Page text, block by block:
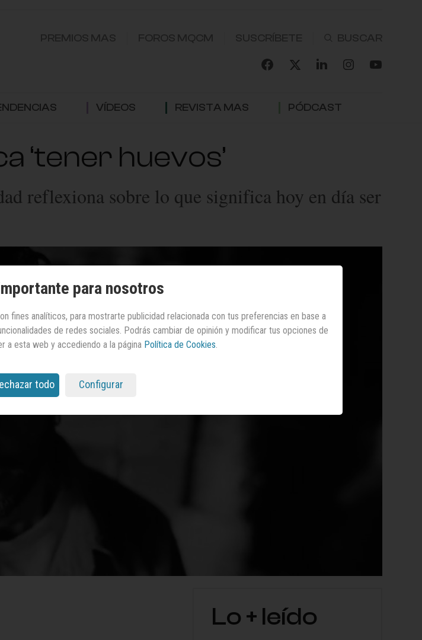
VÍDEOS REVISTA MAS PÓDCAST
‘tener huevos’
reflexiona sobre lo que significa hoy en día ser
Lo + leído
para nosotros
fines analíticos, para mostrarte publicidad relacionada con tus preferencias en base a
de redes sociales. Podrás cambiar de opinión y modificar tus opciones de
a esta web y accediendo a la página Política de Cookies.
todo Configurar